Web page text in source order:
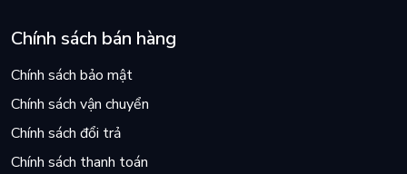
Chính sách bán hàng
Chính sách bảo mật
Chính sách vận chuyển
Chính sách đổi trả
Chính sách thanh toán